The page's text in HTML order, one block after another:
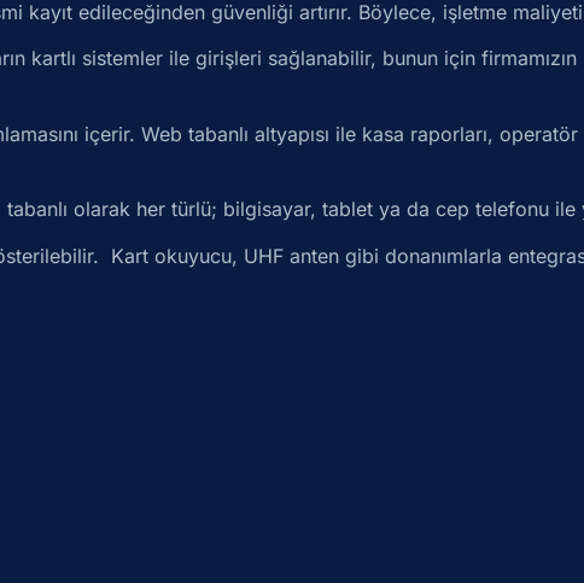
kayıt edileceğinden güvenliği artırır. Böylece, işletme
kartlı sistemler ile girişleri sağlanabilir, bunun için
içerir. Web tabanlı altyapısı ile kasa raporları,
olarak her türlü; bilgisayar, tablet ya da cep telefonu ile
Kart okuyucu, UHF anten gibi donanımlarla